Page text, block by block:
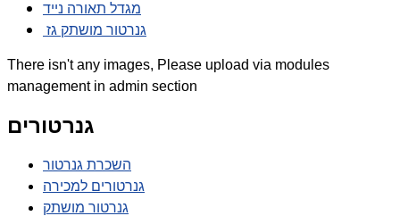
מגדל תאורה נייד
גנרטור מושתק גז
There isn't any images, Please upload via modules
management in admin section
גנרטורים
השכרת גנרטור
גנרטורים למכירה
גנרטור מושתק